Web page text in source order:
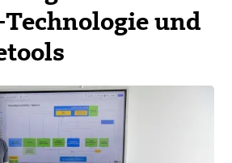
und